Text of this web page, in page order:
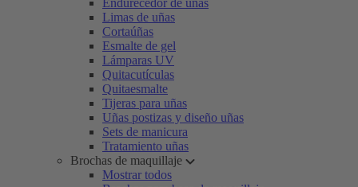
Endurecedor de uñas
Limas de uñas
Cortaúñas
Esmalte de gel
Lámparas UV
Quitacutículas
Quitaesmalte
Tijeras para uñas
Uñas postizas y diseño uñas
Sets de manicura
Tratamiento uñas
Brochas de maquillaje
Mostrar todos